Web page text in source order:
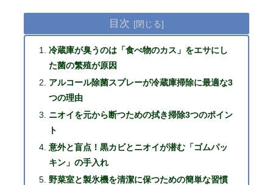
目次
冷蔵庫が臭うのは「食べ物のカス」をエサにし
た菌の繁殖が原因
アルコール除菌スプレーが冷蔵庫掃除に最適な3
つの理由
ニオイを元から断つための拭き掃除3つのポイン
ト
意外と盲点！黒カビとニオイが潜む「ゴムパッ
キン」の手入れ
野菜室と製氷機を清潔に保つための簡単な習慣